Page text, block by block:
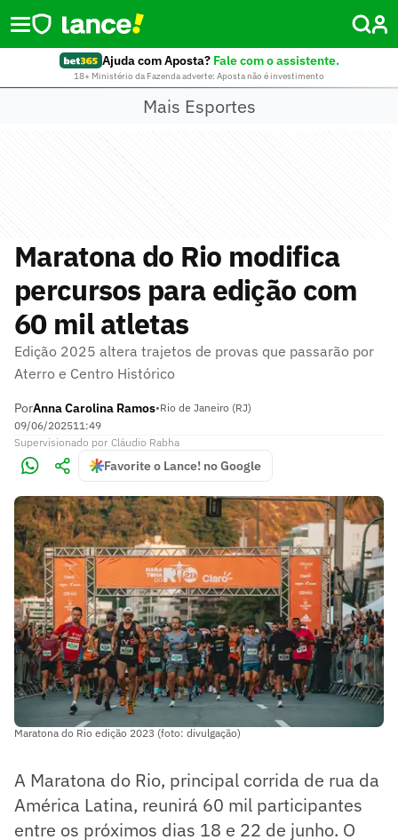
Ajuda com Aposta? Fale com o assistente.
18+ Ministério da Fazenda adverte: Aposta não é investimento
Mais Esportes
Maratona do Rio modifica
percursos para edição com
60 mil atletas
Edição 2025 altera trajetos de provas que passarão por
Aterro e Centro Histórico
PorAnna Carolina Ramos•Rio de Janeiro (RJ)
09/06/202511:49
Supervisionado por Cláudio Rabha
Favorite o Lance! no Google
Maratona do Rio edição 2023 (foto: divulgação)
A Maratona do Rio, principal corrida de rua da
América Latina, reunirá 60 mil participantes
entre os próximos dias 18 e 22 de junho. O